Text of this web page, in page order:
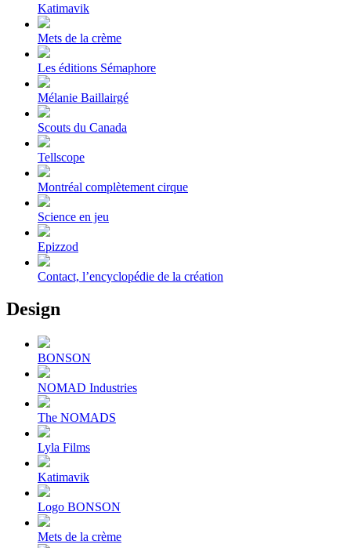
Katimavik
Mets de la crème
Les éditions Sémaphore
Mélanie Baillairgé
Scouts du Canada
Tellscope
Montréal complètement cirque
Science en jeu
Epizzod
Contact, l’encyclopédie de la création
Design
BONSON
NOMAD Industries
The NOMADS
Lyla Films
Katimavik
Logo BONSON
Mets de la crème